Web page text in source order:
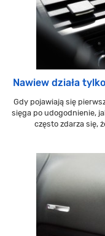
Nawiew działa
Gdy pojawiają się
sięga po udogodnienie,
często zdarza się,